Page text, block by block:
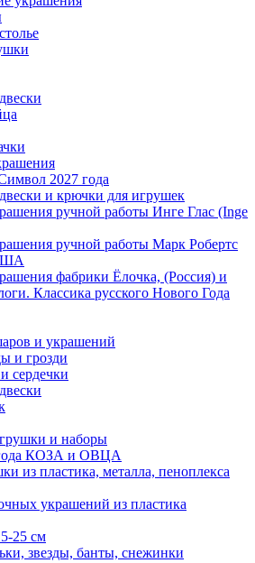
2027 года
и крючки для игрушек
ручной работы Инге Глас (Inge
ручной работы Марк Робертс
фабрики Ёлочка, (Россия) и
Классика русского Нового Года
и украшений
и грозди
сердечки
и наборы
КОЗА и ОВЦА
из пластика, металла, пеноплекса
украшений из пластика
25 см
звезды, банты, снежинки